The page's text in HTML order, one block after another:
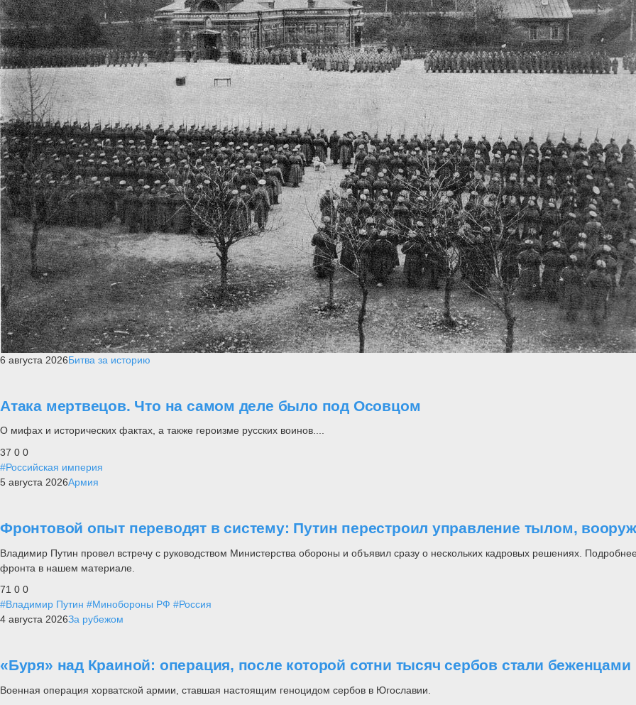
6 августа 2026Битва за историю
Атака мертвецов. Что на самом деле было под Осовцом
О мифах и исторических фактах, а также героизме русских воинов....
37 0 0
#Российская империя
5 августа 2026Армия
Фронтовой опыт переводят в систему: Путин перестроил управление тылом,
Владимир Путин провел встречу с руководством Министерства обороны и объявил сразу о нескольких кадровых решениях.
фронта в нашем материале.
71 0 0
#Владимир Путин #Минобороны РФ #Россия
4 августа 2026За рубежом
«Буря» над Краиной: операция, после которой сотни тысяч сербов стали беженцами
Военная операция хорватской армии, ставшая настоящим геноцидом сербов в Югославии.